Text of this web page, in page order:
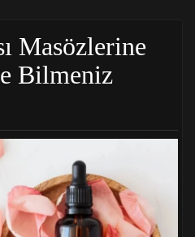
Masözlerine
Bilmeniz